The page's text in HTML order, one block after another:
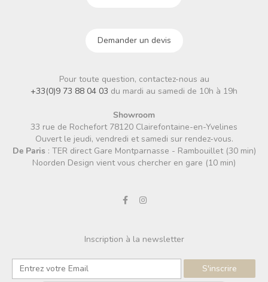
Demander un devis
Pour toute question, contactez-nous au
+33(0)9 73 88 04 03 du mardi au samedi de 10h à 19h
Showroom
33 rue de Rochefort 78120 Clairefontaine-en-Yvelines
Ouvert le jeudi, vendredi et samedi sur rendez-vous.
De Paris : TER direct Gare Montparnasse - Rambouillet (30 min)
Noorden Design vient vous chercher en gare (10 min)
Inscription à la newsletter